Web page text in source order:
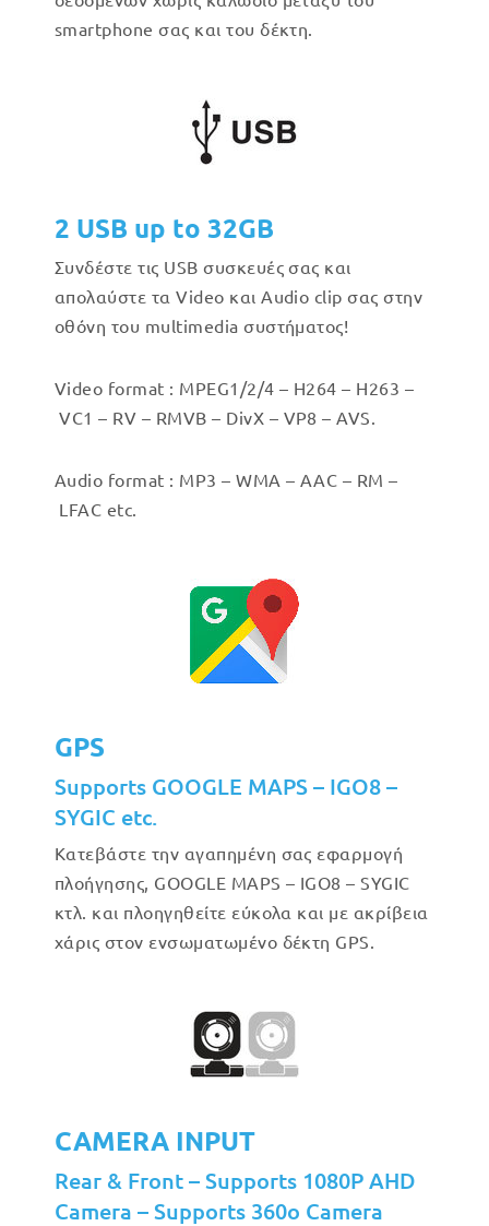
smartphone σας και του δέκτη.
2 USB up to 32GB
Συνδέστε τις USB συσκευές σας και
απολαύστε τα Video και Audio clip σας στην
οθόνη του multimedia συστήματος!
Video format : MPEG1/2/4 – H264 – H263 –
VC1 – RV – RMVB – DivX – VP8 –AVS.
Audio format : MP3 –WMA – AAC – RM –
LFAC etc.
GPS
Supports GOOGLE MAPS – IGO8 –
SYGIC etc.
Κατεβάστε την αγαπημένη σας εφαρμογή
πλοήγησης, GOOGLE MAPS – IGO8 – SYGIC
κτλ. και πλοηγηθείτε εύκολα και με ακρίβεια
χάρις στον ενσωματωμένο δέκτη GPS.
CAMERA INPUT
Rear & Front – Supports 1080P AHD
Camera – Supports 360o Camera